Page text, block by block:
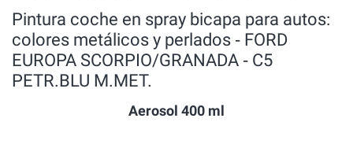
Pintura coche en spray bicapa para autos:
colores metálicos y perlados ‐ FORD
EUROPA SCORPIO/GRANADA ‐ C5
PETR.BLU M.MET.
Aerosol 400 ml